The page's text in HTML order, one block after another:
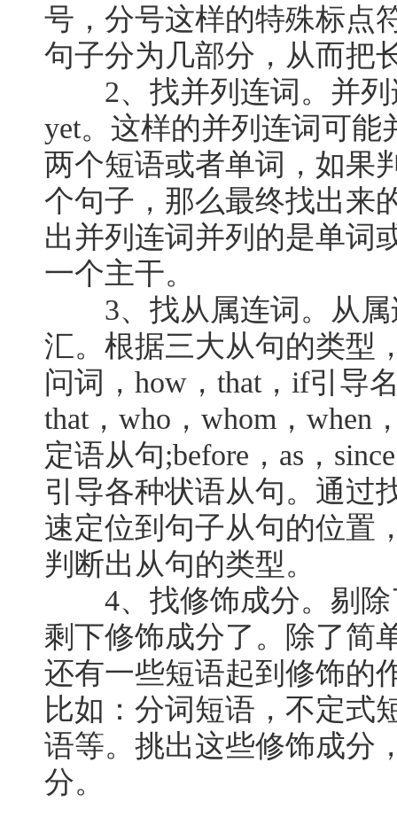
号，分号这样的特殊标点
句子分为几部分，从而把
2、找并列连词。并列
yet。这样的并列连词可
两个短语或者单词，如果
个句子，那么最终找出来
出并列连词并列的是单词
一个主干。
3、找从属连词。从属
汇。根据三大从句的类型
问词，how，that，if引导
that，who，whom，when
定语从句;before，as，
引导各种状语从句。通过
速定位到句子从句的位置
判断出从句的类型。
4、找修饰成分。剔除
剩下修饰成分了。除了简
还有一些短语起到修饰的
比如：分词短语，不定式
语等。挑出这些修饰成分
分。